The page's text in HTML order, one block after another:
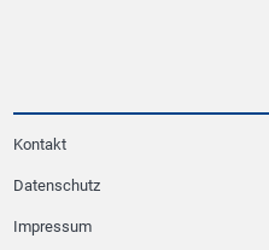
Kontakt
Datenschutz
Impressum